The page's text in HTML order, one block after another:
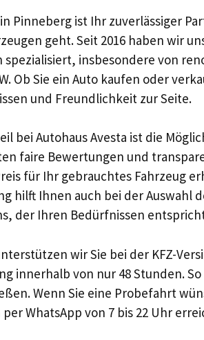
Pinneberg ist Ihr zuverlässiger
geht. Seit 2016 haben wir
spezialisiert, insbesondere von
Ob Sie ein Auto kaufen oder
und Freundlichkeit zur Seite.
bei Autohaus Avesta ist die
faire Bewertungen und
für Ihr gebrauchtes Fahrzeug
hilft Ihnen auch bei der Auswahl
der Ihren Bedürfnissen
wir Sie bei der KFZ-
innerhalb von nur 48 Stunden.
Wenn Sie eine Probefahrt
WhatsApp von 7 bis 22 Uhr